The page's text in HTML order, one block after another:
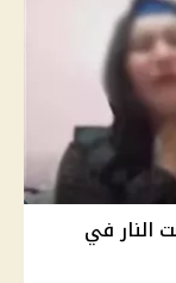
النار في